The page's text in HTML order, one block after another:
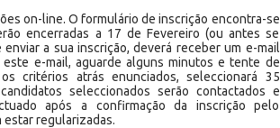
on-line. O formulário de inscrição encontra-se
encerradas a 17 de Fevereiro (ou antes se
a sua inscrição, deverá receber um e-mail
e-mail, aguarde alguns minutos e tente de
critérios atrás enunciados, seleccionará 35
seleccionados serão contactados e
após a confirmação da inscrição pelo
estar regularizadas.